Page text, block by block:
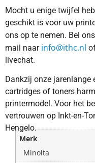
Mocht u enige twijfel
geschikt is voor uw
ons op te nemen. Bel
mail naar info@ithc.nl
livechat.
Dankzij onze jarenlange
cartridges of toners
printermodel. Voor het
vertrouwen op Inkt-en-
Hengelo.
Merk
Minolta